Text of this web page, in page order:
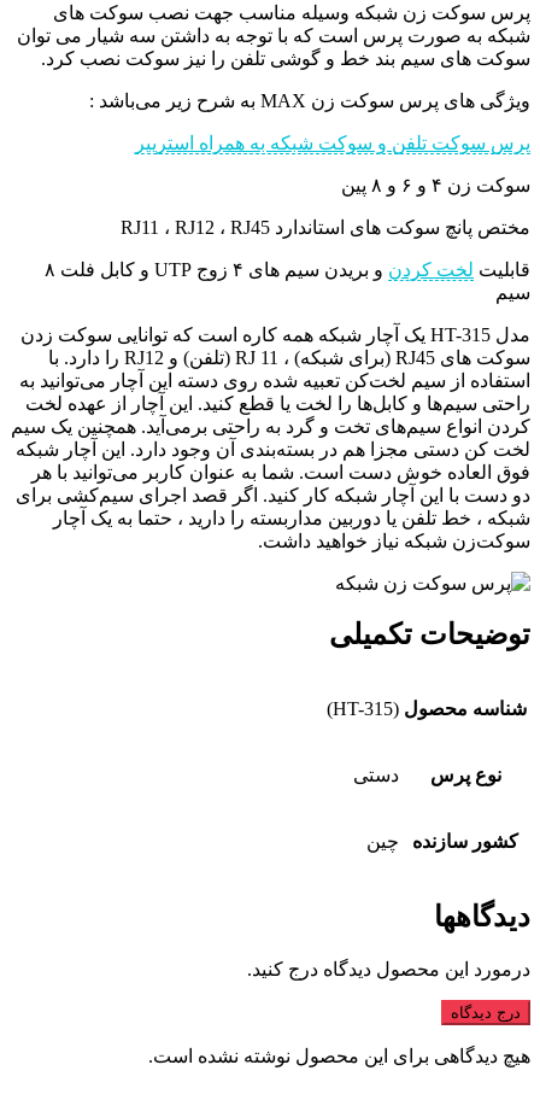
پرس سوکت زن شبکه وسیله مناسب جهت نصب سوکت های
شبکه به صورت پرس است که با توجه به داشتن سه شیار می توان
سوکت های سیم بند خط و گوشی تلفن را نیز سوکت نصب کرد.
ویژگی های پرس سوکت زن MAX به شرح زیر می‌باشد :
پرس سوکت تلفن و سوکت شبکه به همراه استریپر
سوکت زن ۴ و ۶ و ۸ پین
مختص پانچ سوکت های استاندارد RJ11 ، RJ12 ، RJ45
قابلیت لخت کردن و بریدن سیم های ۴ زوج UTP
و کابل فلت ۸
سیم
مدل HT-315 یک آچار شبکه همه کاره است که توانایی سوکت زدن
سوکت های RJ45 (برای شبکه) ، RJ 11 (تلفن) و RJ12 را دارد. با
استفاده از سیم لخت‌کن تعبیه شده روی دسته این آچار می‌توانید به
راحتی سیم‌ها و کابل‌ها را لخت یا قطع کنید. این آچار از عهده لخت
‌کردن انواع سیم‌های تخت و گرد به راحتی برمی‌آید. همچنین یک سیم
لخت کن دستی مجزا هم در بسته‌بندی آن وجود دارد. این آچار شبکه
فوق العاده خوش دست است. شما به عنوان کاربر می‌توانید با هر
دو دست با این آچار شبکه کار کنید. اگر قصد اجرای سیم‌کشی برای
شبکه ، خط تلفن یا دوربین مداربسته را دارید ، حتما به یک آچار
سوکت‌زن شبکه نیاز خواهید داشت.
توضیحات تکمیلی
شناسه محصول (HT-315)
نوع پرس دستی
کشور سازنده چین
دیدگاهها
درمورد این محصول دیدگاه درج کنید.
درج دیدگاه
هیچ دیدگاهی برای این محصول نوشته نشده است.